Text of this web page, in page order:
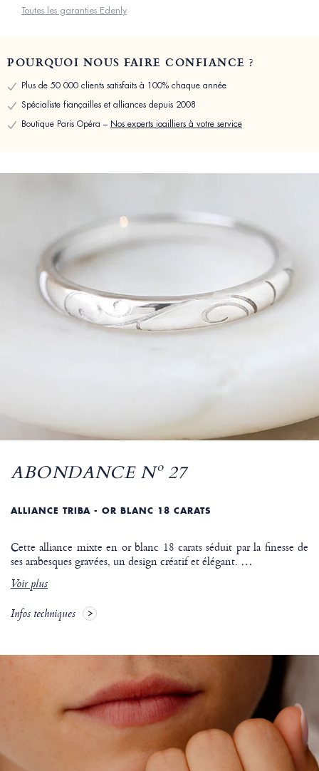
Toutes les garanties Edenly
POURQUOI NOUS FAIRE CONFIANCE ?
Plus de 50 000 clients satisfaits à 100% chaque année
Spécialiste fiançailles et alliances depuis 2008
Boutique Paris Opéra – Nos experts joailliers à votre service
ABONDANCE Nº 27
ALLIANCE TRIBA - OR BLANC 18 CARATS
Cette alliance mixte en or blanc 18 carats séduit par la finesse de
ses arabesques gravées, un design créatif et élégant. …
Voir plus
Infos techniques